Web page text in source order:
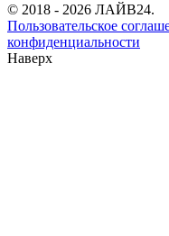
© 2018 - 2026 ЛАЙВ24.
Пользовательское
конфиденциальности
Наверх